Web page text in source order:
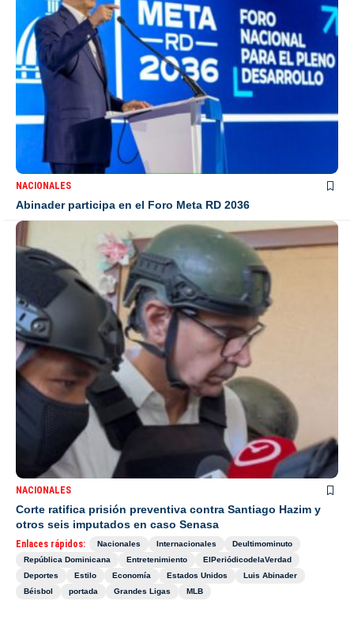
NACIONALES
Abinader participa en el Foro Meta RD 2036
NACIONALES
Corte ratifica prisión preventiva contra Santiago Hazim y
otros seis imputados en caso Senasa
Enlaces rápidos: Nacionales Internacionales
Deultimominuto
República Dominicana
Entretenimiento
ElPeriódicodelaVerdad
Deportes
Estilo Economía Estados Unidos
Luis Abinader
Béisbol
portada Grandes Ligas MLB